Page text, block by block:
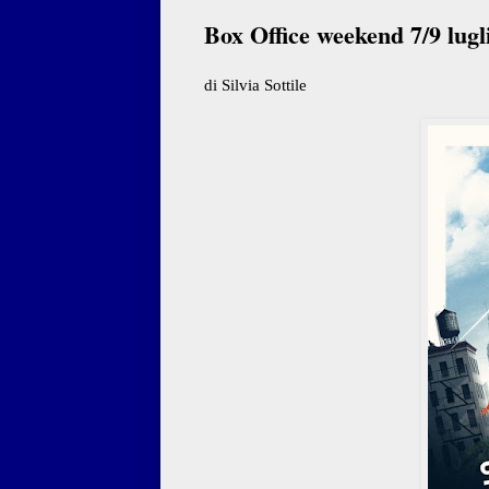
Box Office weekend 7/9
di Silvia Sottile